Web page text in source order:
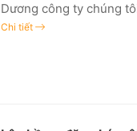
Dương công ty chúng
Chi tiết